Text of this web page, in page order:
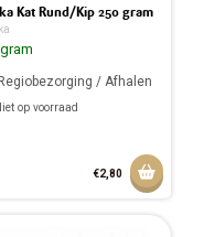
aan mandje
Kat Rund/Kip 250 gram
/ Afhalen
op voorraad
€2,80 Aan